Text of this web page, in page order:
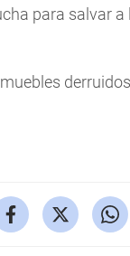
para salvar a